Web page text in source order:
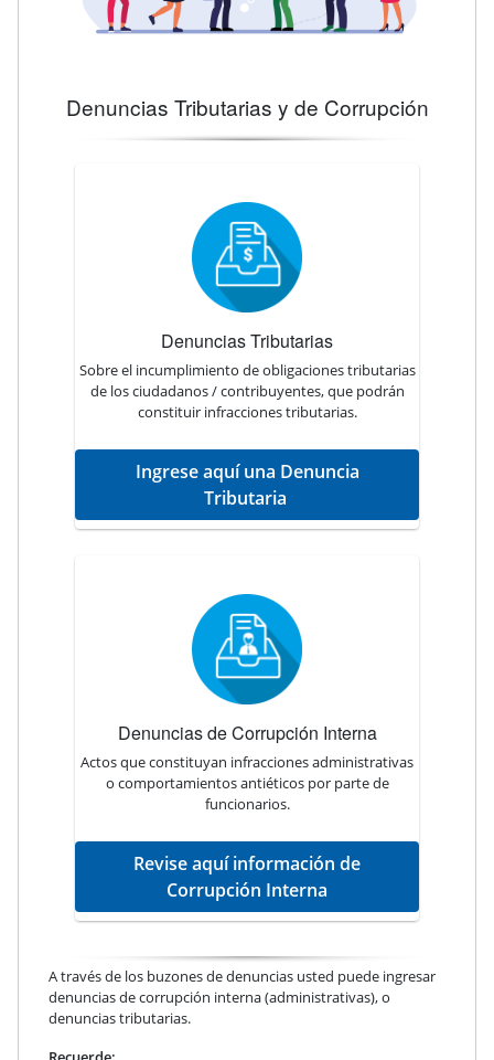
Denuncias Tributarias y de Corrupción
Denuncias Tributarias
Sobre el incumplimiento de obligaciones tributarias
de los ciudadanos / contribuyentes, que podrán
constituir infracciones tributarias.
Ingrese aquí una Denuncia
Tributaria
Denuncias de Corrupción Interna
Actos que constituyan infracciones administrativas
o comportamientos antiéticos por parte de
funcionarios.
Revise aquí información de
Corrupción Interna
A través de los buzones de denuncias usted puede ingresar
denuncias de corrupción interna (administrativas), o
denuncias tributarias.